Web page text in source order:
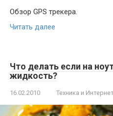
Обзор GPS трекера.
Читать далее
Что делать если на
жидкость?
16.02.2010 Техника и Интернет